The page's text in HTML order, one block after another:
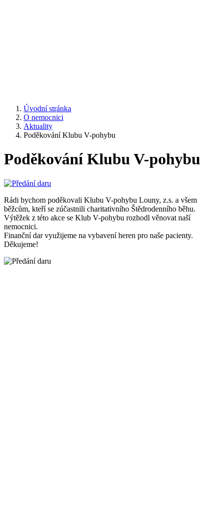
Úvodní stránka
O nemocnici
Aktuality
Poděkování Klubu V-pohybu
Poděkování Klubu V-pohybu
Rádi bychom poděkovali Klubu V-pohybu Louny, z.s. a všem
běžcům, kteří se zúčastnili charitativního Štědrodenního běhu.
Výtěžek z této akce se Klub V-pohybu rozhodl věnovat naší
nemocnici.
Finanční dar využijeme na vybavení heren pro naše pacienty.
Děkujeme!